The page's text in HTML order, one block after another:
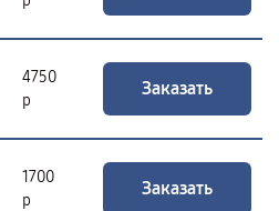
4750
р
Заказать
1700
р
Заказать